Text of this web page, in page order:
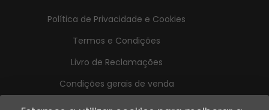
Política de Privacidade e Cookies
Termos e Condições
Livro de Reclamações
Condições gerais de venda